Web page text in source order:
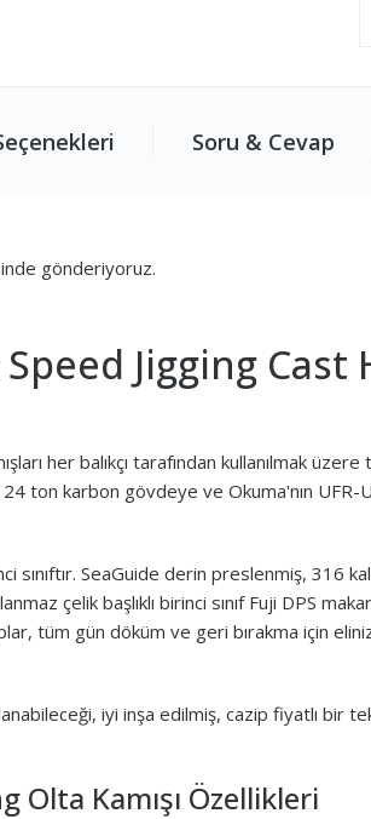
Soru & Cevap
Jigging Cast
her balıkçı tarafından kullanılmak
24 ton karbon gövdeye ve Okuma'nın
sınıftır. SeaGuide derin preslenmiş,
çelik başlıklı birinci sınıf Fuji DPS
tüm gün döküm ve geri bırakma için
iyi inşa edilmiş, cazip fiyatlı bir
Olta Kamışı Özellikleri